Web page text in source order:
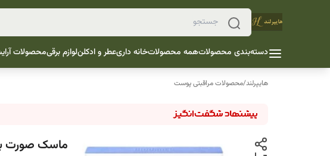
دسته‌بندی محصولاتهمه محصولاتخانه داریعطر و ادکلنلوازم برقیمحصولات
هایپرلند/محصولات مراقبتی پوست
ماسک صورت